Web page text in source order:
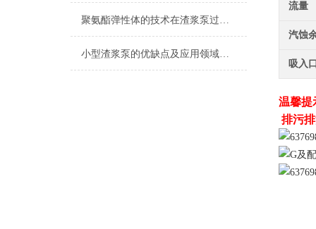
聚氨酯弹性体的技术在渣浆泵过流部件上的研究与应用
小型渣浆泵的优缺点及应用领域是什么？
流量
汽蚀
吸入
温馨提
排污